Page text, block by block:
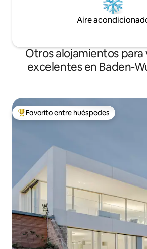
Aire
Otros alojamientos para
excelentes en Baden-
Favorito entre huéspedes preferido
Favorito entre huéspedes